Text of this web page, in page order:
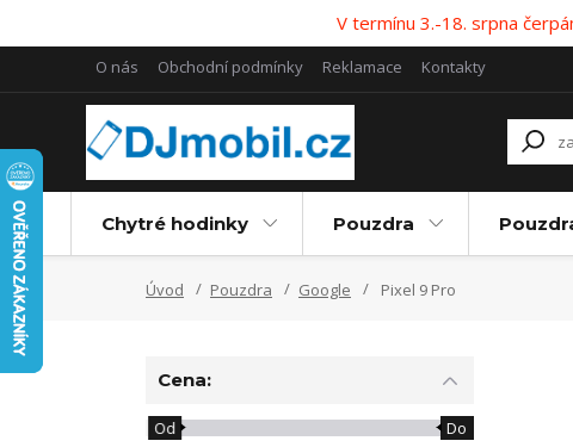
V termínu 3.-18. srpna
O nás Obchodní podmínky Reklamace Kontakty
Chytré hodinky Pouzdra
Úvod Pouzdra Google Pixel 9 Pro
Cena:
Od Do